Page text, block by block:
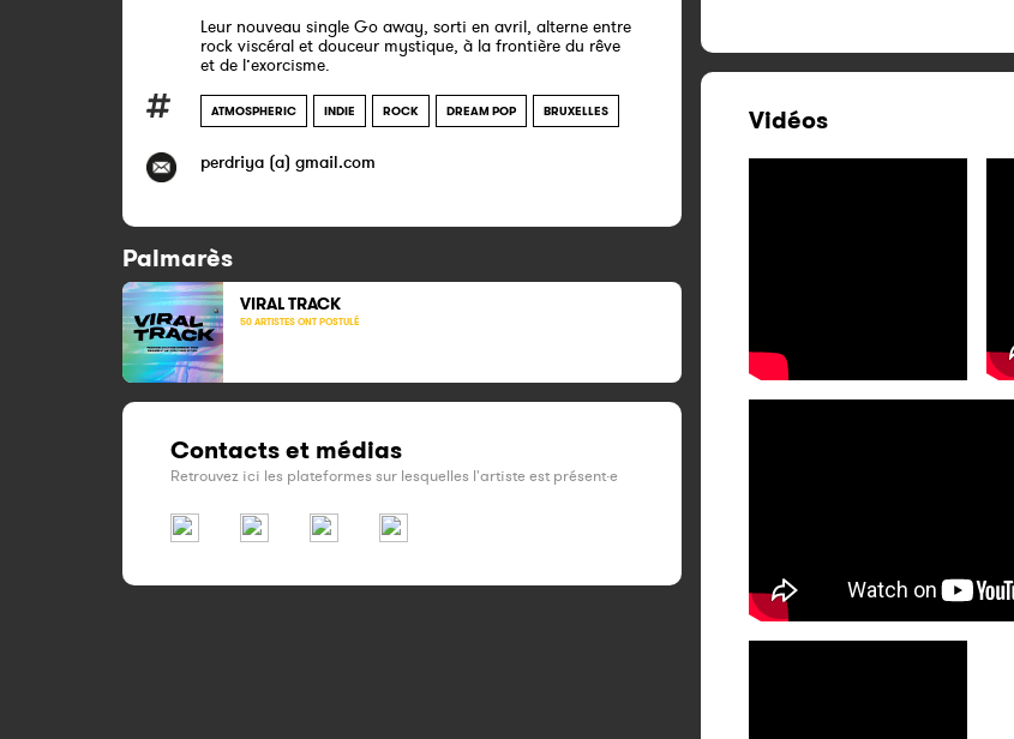
Leur nouveau single Go away, sorti en avril, alterne entre
rock viscéral et douceur mystique, à la frontière du rêve
et de l’exorcisme.
ATMOSPHERIC INDIE ROCK DREAM POP BRUXELLES
perdriya (a) gmail.com
Palmarès
VIRAL TRACK
50 ARTISTES ONT POSTULÉ
Contacts et médias
Retrouvez ici les plateformes sur lesquelles l'artiste est présent·e
Vidéos